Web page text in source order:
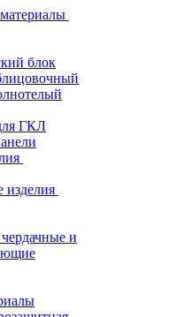
блок
ГКЛ
изделия
и